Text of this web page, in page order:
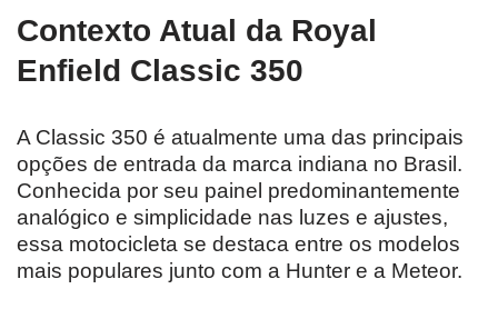
Contexto Atual da Royal
Enfield Classic 350
A Classic 350 é atualmente uma das principais
opções de entrada da marca indiana no Brasil.
Conhecida por seu painel predominantemente
analógico e simplicidade nas luzes e ajustes,
essa motocicleta se destaca entre os modelos
mais populares junto com a Hunter e a Meteor.